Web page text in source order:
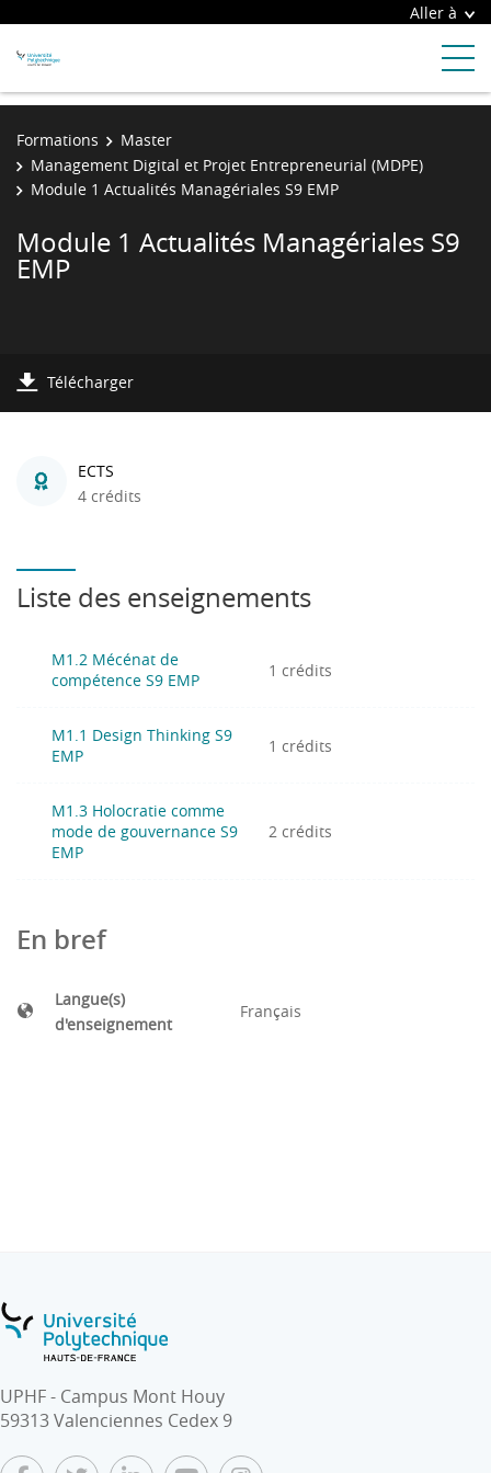
Aller à
Formations
Master
Management Digital et Projet Entrepreneurial (MDPE)
Module 1 Actualités Managériales S9 EMP
Module 1 Actualités Managériales S9
EMP
Télécharger
ECTS
4 crédits
Liste des enseignements
M1.2 Mécénat de
compétence S9 EMP
1 crédits
M1.1 Design Thinking S9
EMP
1 crédits
M1.3 Holocratie comme
mode de gouvernance S9
EMP
2 crédits
En bref
Langue(s)
d'enseignement
Français
UPHF - Campus Mont Houy
59313 Valenciennes Cedex 9